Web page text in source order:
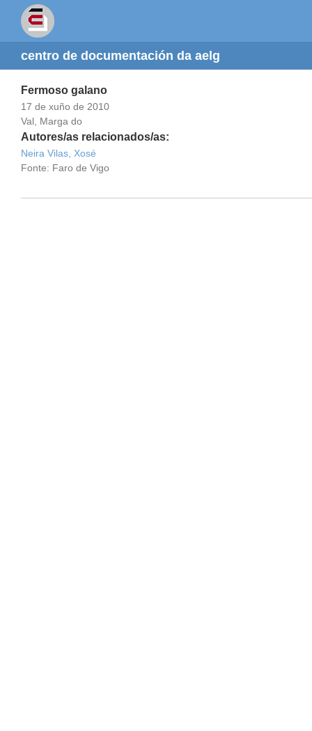
centro de documentación da aelg
Fermoso galano
17 de xuño de 2010
Val, Marga do
Autores/as relacionados/as:
Neira Vilas, Xosé
Fonte: Faro de Vigo